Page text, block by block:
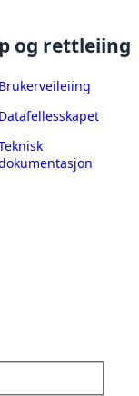
og rettleiing
Brukerveileiing
Datafellesskapet